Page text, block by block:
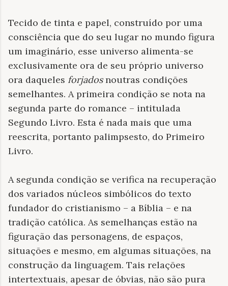
Tecido de tinta e papel, construído por uma
consciência que do seu lugar no mundo figura
um imaginário, esse universo alimenta-se
exclusivamente ora de seu próprio universo
ora daqueles forjadosnoutras condições
semelhantes. A primeira condição se nota na
segunda parte do romance – intitulada
Segundo Livro. Esta é nada mais que uma
reescrita, portanto palimpsesto, do Primeiro
Livro.
A segunda condição se verifica na recuperação
dos variados núcleos simbólicos do texto
fundador do cristianismo – a Bíblia – e na
tradição católica. As semelhanças estão na
figuração das personagens, de espaços,
situações e mesmo, em algumas situações, na
construção da linguagem. Tais relações
intertextuais, apesar de óbvias, não são pura